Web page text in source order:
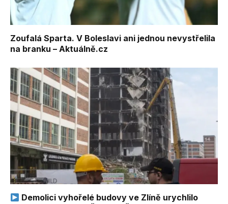
Zoufalá Sparta. V Boleslavi ani jednou nevystřelila
na branku – Aktuálně.cz
Demolici vyhořelé budovy ve Zlíně urychlilo